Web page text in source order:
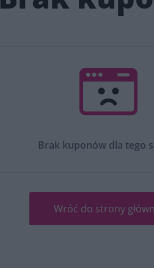
Brak kuponów dla tego
Wróć do strony